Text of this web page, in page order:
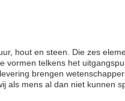
hout en steen. Die zes
vormen telkens het
brengen
als mens al dan niet kunnen